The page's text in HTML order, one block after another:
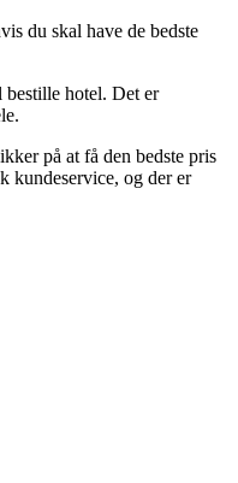
du skal have de bedste
hotel. Det er
på at få den bedste pris
kundeservice, og der er